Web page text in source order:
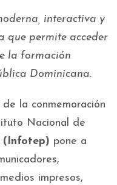
interactiva y
que permite acceder
la formación
Dominicana.
la conmemoración
Nacional de
(Infotep) pone a
impresos,